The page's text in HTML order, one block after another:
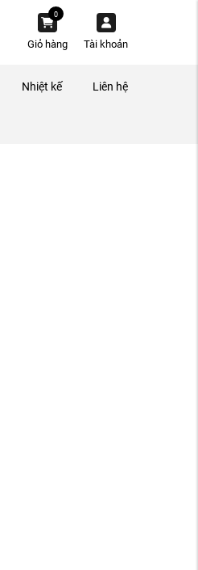
Tài khoản
0
Giỏ hàng
Nhiệt kế Liên hệ